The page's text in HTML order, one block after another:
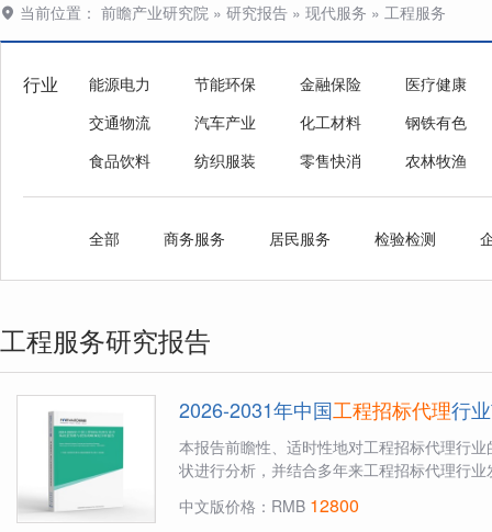
当前位置： 前瞻产业研究院 » 研究报告 » 现代服务 » 工程服务
行业 能源电力 节能环保 金融保险
医疗健康
交通物流
汽车产业 化工材料
钢铁有色
食品饮料
纺织服装 零售快消 农林牧渔
全部 商务服务 居民服务 检验检测
工程服务研究报告
2026-2031年中国工程招标代理行
本报告前瞻性、适时性地对工程招标代理行
状进行分析，并结合多年来工程招标代理行
中文版价格：RMB 12800